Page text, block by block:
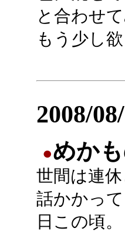
と合わせ
もう少し欲
2008/
●めか
世間は連
話かかっ
日この頃。